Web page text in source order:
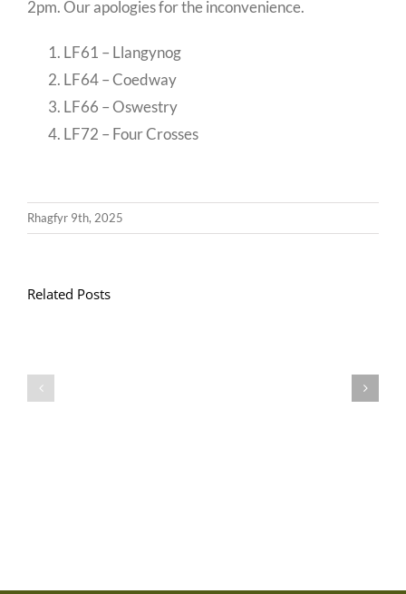
2pm. Our apologies for the inconvenience.
LF61 – Llangynog
LF64 – Coedway
LF66 – Oswestry
LF72 – Four Crosses
Rhagfyr 9th, 2025
Related Posts